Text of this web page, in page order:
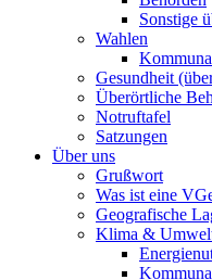
Sonstige
Wahlen
Gesundheit
Überörtliche
Notruftafel
Satzungen
Über uns
Grußwort
Was ist eine
Geografische
Klima &